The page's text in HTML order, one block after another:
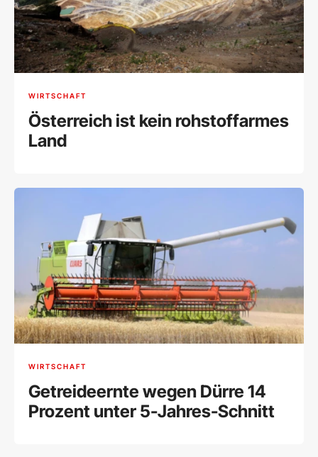
WIRTSCHAFT
Österreich ist kein rohstoffarmes
Land
WIRTSCHAFT
Getreideernte wegen Dürre 14
Prozent unter 5-Jahres-Schnitt